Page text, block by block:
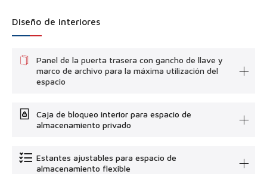
Diseño de interiores
Panel de la puerta trasera con gancho de llave y
marco de archivo para la máxima utilización del
espacio
Caja de bloqueo interior para espacio de
almacenamiento privado
Estantes ajustables para espacio de
almacenamiento flexible